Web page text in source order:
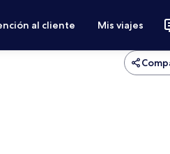
al cliente Mis viajes